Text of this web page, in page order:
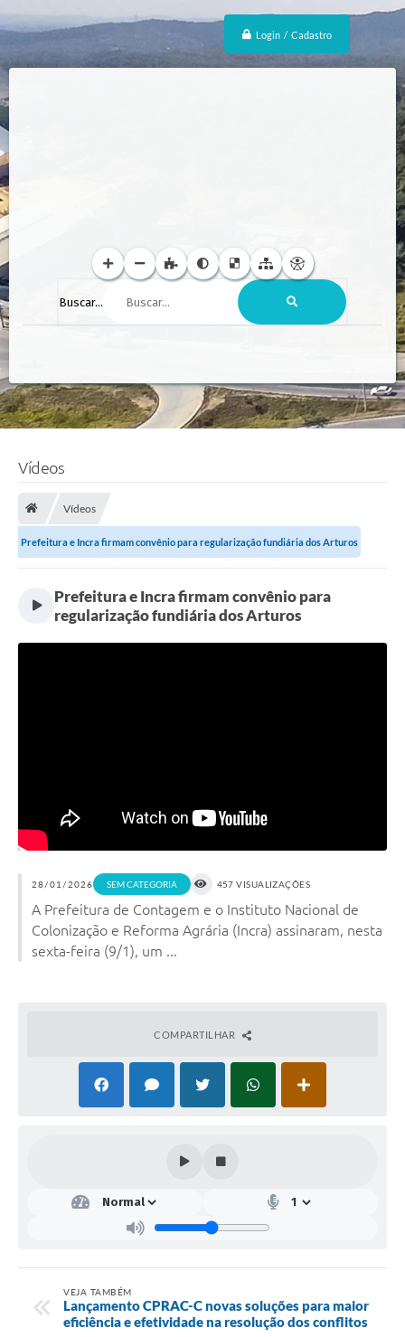
Login / Cadastro
Buscar...
Vídeos
Vídeos
Prefeitura e Incra firmam convênio para regularização fundiária dos Arturos
Prefeitura e Incra firmam convênio para
regularização fundiária dos Arturos
28/01/2026 SEM CATEGORIA 457 VISUALIZAÇÕES
A Prefeitura de Contagem e o Instituto Nacional de
Colonização e Reforma Agrária (Incra) assinaram, nesta
sexta-feira (9/1), um ...
COMPARTILHAR
VEJA TAMBÉM
Lançamento CPRAC-C novas soluções para maior
eficiência e efetividade na resolução dos conflitos